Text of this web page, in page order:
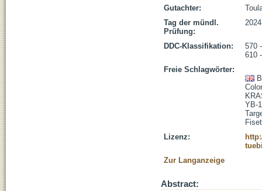
Gutachter:
Tag der mündl.
Prüfung:
DDC-Klassifikation:
570
610
Freie Schlagwörter:
YB-1
Lizenz:
Zur Langanzeige
Abstract: